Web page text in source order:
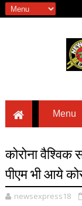
कोरोना
पीएम भी आये
newsexpress18